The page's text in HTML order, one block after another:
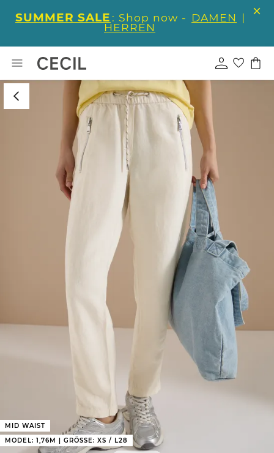
SUMMER SALE : Shop now - DAMEN |
HERREN
MID WAIST
MODEL: 1,76M | GRÖSSE: XS / L28